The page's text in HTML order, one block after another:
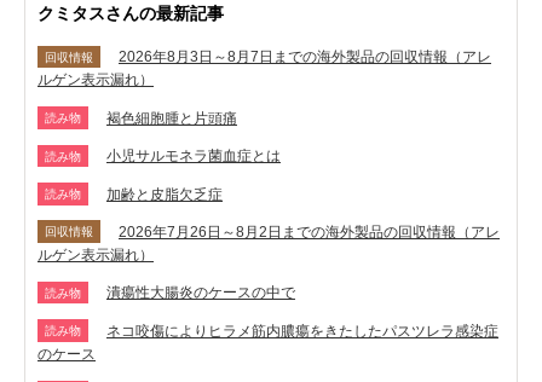
クミタスさんの最新記事
回収情報
2026年8月3日～8月7日までの海外製品の回収情報（アレ
ルゲン表示漏れ）
読み物 褐色細胞腫と片頭痛
読み物 小児サルモネラ菌血症とは
読み物 加齢と皮脂欠乏症
回収情報
2026年7月26日～8月2日までの海外製品の回収情報（アレ
ルゲン表示漏れ）
読み物 潰瘍性大腸炎のケースの中で
読み物
ネコ咬傷によりヒラメ筋内膿瘍をきたしたパスツレラ感染症
のケース